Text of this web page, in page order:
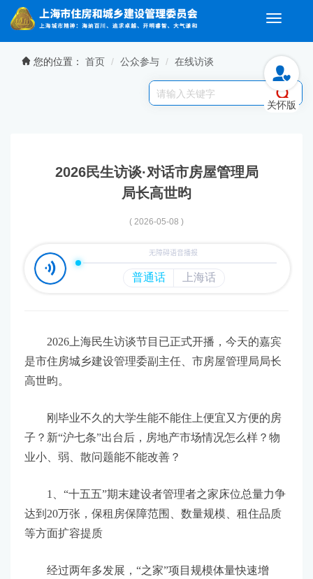
无障碍操作说明 跳转到网站导航区 跳转到主要内容区域
Toggle
您的位置： 首页 公众参与 在线访谈
2026民生访谈·对话市房屋管理局
局长高世昀
( 2026-05-08 )
2026上海民生访谈节目已正式开播，今天的嘉宾
是市住房城乡建设管理委副主任、市房屋管理局局长
高世昀。
刚毕业不久的大学生能不能住上便宜又方便的房
子？新“沪七条”出台后，房地产市场情况怎么样？物
业小、弱、散问题能不能改善？
1、“十五五”期末建设者管理者之家床位总量力争
达到20万张，保租房保障范围、数量规模、租住品质
等方面扩容提质
经过两年多发展，“之家”项目规模体量快速增
关怀版